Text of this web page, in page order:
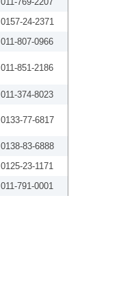
0157-24-2371
011-807-0966
011-851-2186
011-374-8023
0133-77-6817
0138-83-6888
0125-23-1171
011-791-0001